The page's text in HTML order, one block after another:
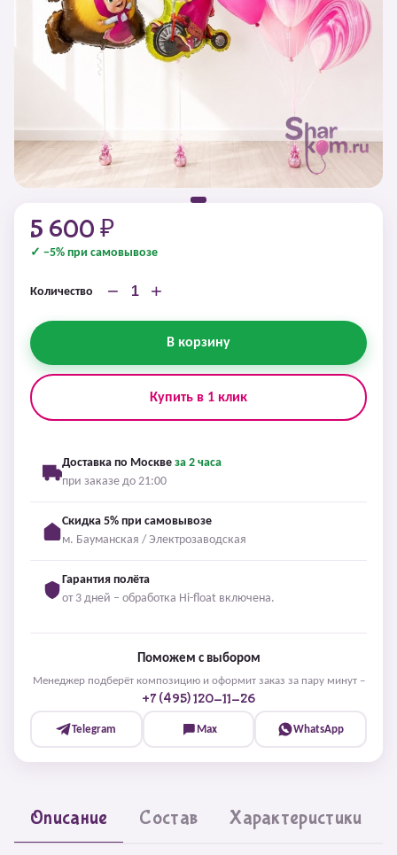
5 600 ₽
✓ −5% при самовывозе
Количество − +
В корзину
Купить в 1 клик
Доставка по Москве за 2 часа
при заказе до 21:00
Скидка 5% при самовывозе
м. Бауманская / Электрозаводская
Гарантия полёта
от 3 дней – обработка Hi-float включена.
Поможем с выбором
Менеджер подберёт композицию и оформит заказ за пару минут –
+7 (495) 120-11-26
Telegram Max WhatsApp
Описание Состав Характеристики